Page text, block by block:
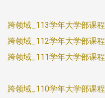
跨领域_113学年大学部课
跨领域_112学年大学部课
跨领域_111学年大学部课
跨领域_110学年大学部课